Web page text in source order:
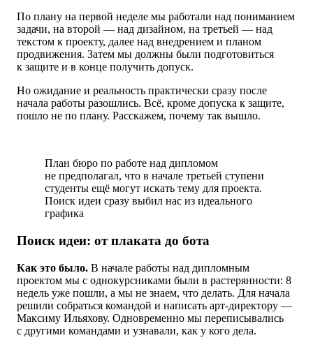
По плану на первой неделе мы работали над пониманием
задачи, на второй — над дизайном, на третьей — над
текстом к проекту, далее над внедрением и планом
продвижения. Затем мы должны были подготовиться
к защите и в конце получить допуск.
Но ожидание и реальность практически сразу после
начала работы разошлись. Всё, кроме допуска к защите,
пошло не по плану. Расскажем, почему так вышло.
План бюро по работе над дипломом
не предполагал, что в начале третьей ступени
студенты ещё могут искать тему для проекта.
Поиск идеи сразу выбил нас из идеального
графика
Поиск идеи: от плаката до бота
Как это было. В начале работы над дипломным
проектом мы с однокурсниками были в растерянности: 8
недель уже пошли, а мы не знаем, что делать. Для начала
решили собраться командой и написать арт-директору —
Максиму Ильяхову. Одновременно мы переписывались
с другими командами и узнавали, как у кого дела.